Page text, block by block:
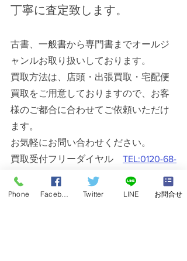
丁寧に査定致します。
古書、一般書から専門書までオールジ
ャンルお取り扱いしております。
買取方法は、店頭・出張買取・宅配便
買取をご用意しておりますので、お客
様のご都合に合わせてご依頼いただけ
ます。
お気軽にお問い合わせください。
買取受付フリーダイヤル TEL:0120-68-
2332
Phone Twitter LINE お問合せ